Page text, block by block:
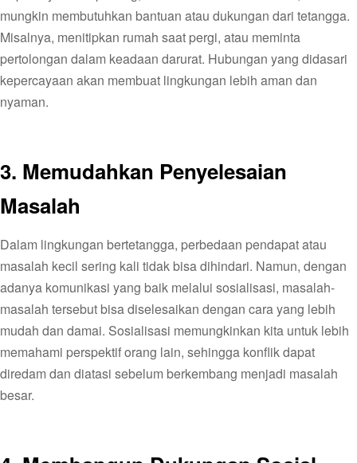
mungkin membutuhkan bantuan atau dukungan dari tetangga.
Misalnya, menitipkan rumah saat pergi, atau meminta
pertolongan dalam keadaan darurat. Hubungan yang didasari
kepercayaan akan membuat lingkungan lebih aman dan
nyaman.
3. Memudahkan Penyelesaian
Masalah
Dalam lingkungan bertetangga, perbedaan pendapat atau
masalah kecil sering kali tidak bisa dihindari. Namun, dengan
adanya komunikasi yang baik melalui sosialisasi, masalah-
masalah tersebut bisa diselesaikan dengan cara yang lebih
mudah dan damai. Sosialisasi memungkinkan kita untuk lebih
memahami perspektif orang lain, sehingga konflik dapat
diredam dan diatasi sebelum berkembang menjadi masalah
besar.